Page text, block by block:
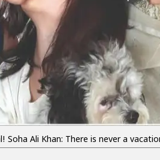
Soha Ali Khan: There is never a